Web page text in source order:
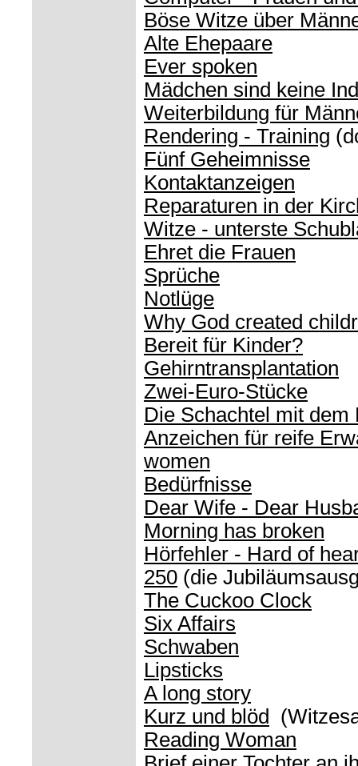
Böse Witze über
Alte Ehepaare
Ever spoken
Mädchen sind keine
Weiterbildung für
Rendering - Training
Fünf Geheimnisse
Kontaktanzeigen
Reparaturen in der
Witze - unterste
Ehret die Frauen
Sprüche
Notlüge
Why God created
Bereit für Kinder?
Gehirntransplantation
Zwei-Euro-Stücke
Die Schachtel mit dem
Anzeichen für reife
women
Bedürfnisse
Dear Wife - Dear
Morning has broken
Hörfehler - Hard of
250 (die
The Cuckoo Clock
Six Affairs
Schwaben
Lipsticks
A long story
Kurz und blöd
Reading Woman